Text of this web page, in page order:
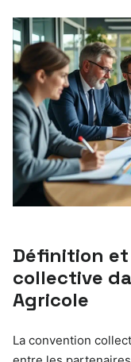
Définition
collective
Agricole
La convention